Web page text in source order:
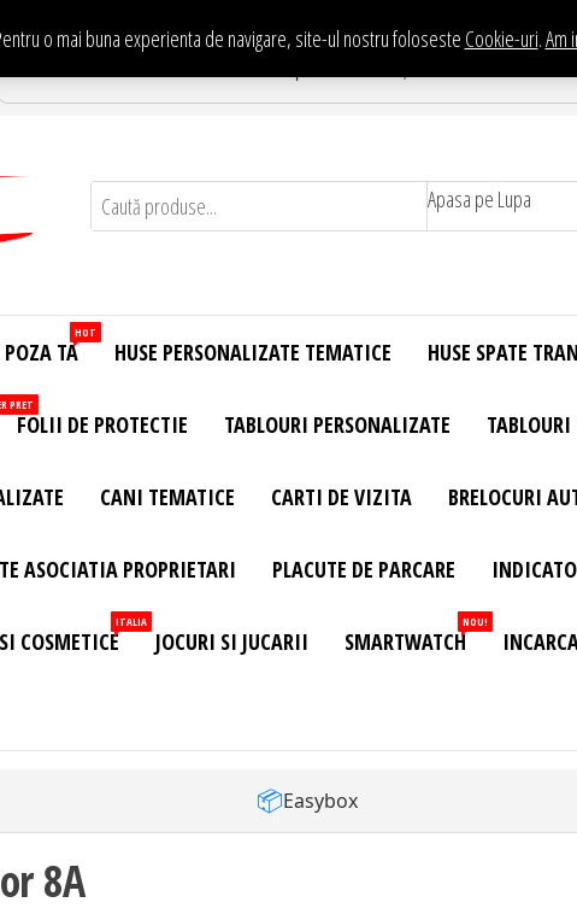
o mai buna experienta de navigare, site-ul nostru foloseste Cookie-uri.Am
Te asteptam in Showroom eHuse.ro
Apasa pe Lupa
POZA TA
HOT
HUSE PERSONALIZATE TEMATICE HUSE SPATE
PRET
FOLII DE PROTECTIE TABLOURI PERSONALIZATE TABLOURI
CANI TEMATICE CARTI DE VIZITA BRELOCURI
ASOCIATIA PROPRIETARI PLACUTE DE PARCARE
COSMETICE
ITALIA
JOCURI SI JUCARII SMARTWATCH
NOU!
📦Easybox
8A